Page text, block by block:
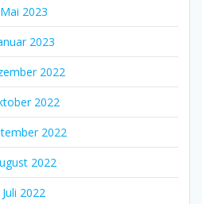
Mai 2023
2023
2022
2022
2022
2022
Juli 2022